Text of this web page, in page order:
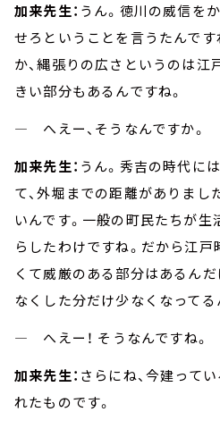
加来先生： うん。徳川の威信を
せろということを言うたんです
か、縄張りの広さというのは
きい部分もあるんですね。
― へえー、そうなんですか。
加来先生： うん。秀吉の時代に
て、外堀までの距離がありまし
いんです。一般の町民たちが
らしたわけですね。だから江
くて威厳のある部分はあるん
なくした分だけ少なくなってる
― へえー！ そうなんですね。
加来先生： さらにね、今建って
れたものです。